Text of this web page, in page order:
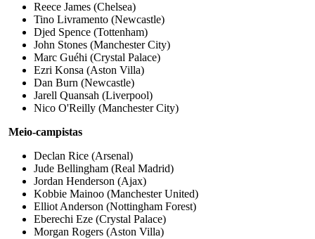
Reece James (Chelsea)
Tino Livramento (Newcastle)
Djed Spence (Tottenham)
John Stones (Manchester City)
Marc Guéhi (Crystal Palace)
Ezri Konsa (Aston Villa)
Dan Burn (Newcastle)
Jarell Quansah (Liverpool)
Nico O'Reilly (Manchester City)
Meio-campistas
Declan Rice (Arsenal)
Jude Bellingham (Real Madrid)
Jordan Henderson (Ajax)
Kobbie Mainoo (Manchester United)
Elliot Anderson (Nottingham Forest)
Eberechi Eze (Crystal Palace)
Morgan Rogers (Aston Villa)